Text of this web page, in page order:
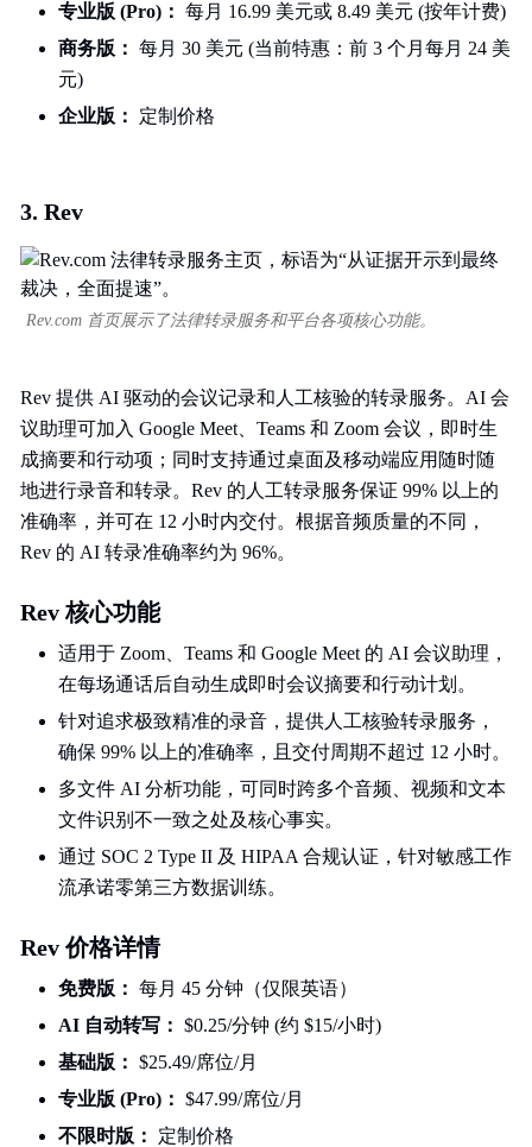
专业版 (Pro)： 每月 16.99 美元或 8.49 美元 (按年计费)
商务版： 每月 30 美元 (当前特惠：前 3 个月每月 24 美
元)
企业版：
定制价格
3. Rev
Rev.com 首页展示了法律转录服务和平台各项核心功能。
Rev 提供 AI 驱动的会议记录和人工核验的转录服务。AI 会
议助理可加入 Google Meet、Teams 和 Zoom 会议，即时生
成摘要和行动项；同时支持通过桌面及移动端应用随时随
地进行录音和转录。Rev 的人工转录服务保证 99% 以上的
准确率，并可在 12 小时内交付。根据音频质量的不同，
Rev 的 AI 转录准确率约为 96%。
Rev 核心功能
适用于 Zoom、Teams 和 Google Meet 的 AI 会议助理，
在每场通话后自动生成即时会议摘要和行动计划。
针对追求极致精准的录音，提供人工核验转录服务，
确保 99% 以上的准确率，且交付周期不超过 12 小时。
多文件 AI 分析功能，可同时跨多个音频、视频和文本
文件识别不一致之处及核心事实。
通过 SOC 2 Type II 及 HIPAA 合规认证，针对敏感工作
流承诺零第三方数据训练。
Rev 价格详情
免费版： 每月 45 分钟（仅限英语）
AI 自动转写： $0.25/分钟 (约 $15/小时)
基础版： $25.49/席位/月
专业版 (Pro)： $47.99/席位/月
不限时版：
定制价格